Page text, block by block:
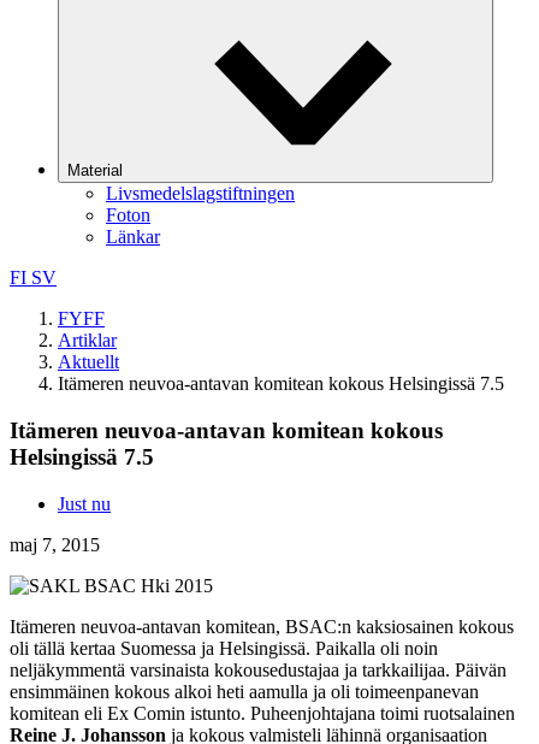
Material
Livsmedelslagstiftningen
Foton
Länkar
FI SV
FYFF
Artiklar
Aktuellt
Itämeren neuvoa-antavan komitean kokous Helsingissä 7.5
Itämeren neuvoa-antavan komitean kokous
Helsingissä 7.5
Just nu
maj 7, 2015
Itämeren neuvoa-antavan komitean, BSAC:n kaksiosainen kokous
oli tällä kertaa Suomessa ja Helsingissä. Paikalla oli noin
neljäkymmentä varsinaista kokousedustajaa ja tarkkailijaa. Päivän
ensimmäinen kokous alkoi heti aamulla ja oli toimeenpanevan
komitean eli Ex Comin istunto. Puheenjohtajana toimi ruotsalainen
Reine J. Johansson ja kokous valmisteli lähinnä organisaation